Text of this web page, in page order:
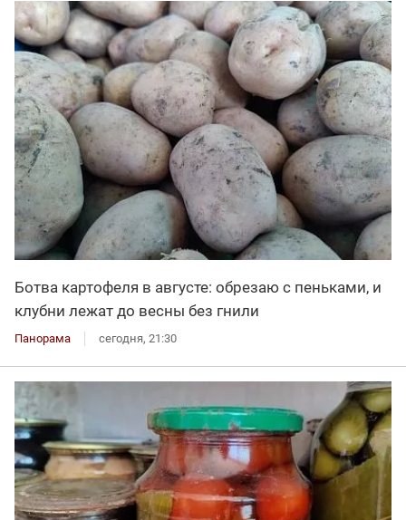
Ботва картофеля в августе: обрезаю с пеньками, и
клубни лежат до весны без гнили
Панорама сегодня, 21:30